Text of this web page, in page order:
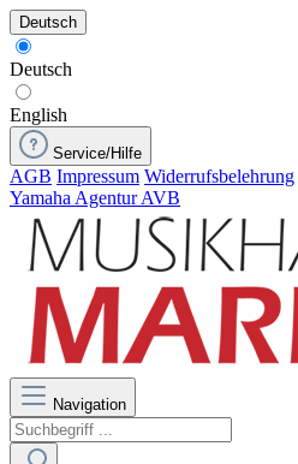
Deutsch
Deutsch
English
Service/Hilfe
AGB Impressum Widerrufsbelehrung
Yamaha Agentur AVB
Navigation